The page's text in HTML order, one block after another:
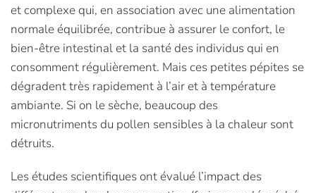
et complexe qui, en association avec une alimentation
normale équilibrée, contribue à assurer le confort, le
bien-être intestinal et la santé des individus qui en
consomment régulièrement. Mais ces petites pépites se
dégradent très rapidement à l’air et à température
ambiante. Si on le sèche, beaucoup des
micronutriments du pollen sensibles à la chaleur sont
détruits.
Les études scientifiques ont évalué l’impact des